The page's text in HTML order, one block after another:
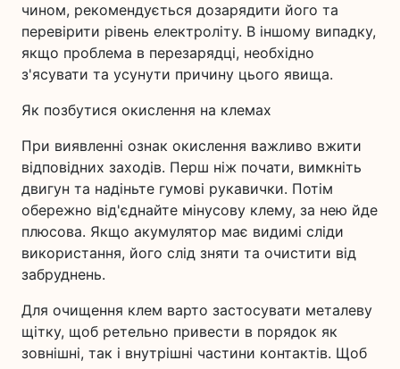
чином, рекомендується дозарядити його та
перевірити рівень електроліту. В іншому випадку,
якщо проблема в перезарядці, необхідно
з'ясувати та усунути причину цього явища.
Як позбутися окислення на клемах
При виявленні ознак окислення важливо вжити
відповідних заходів. Перш ніж почати, вимкніть
двигун та надіньте гумові рукавички. Потім
обережно від'єднайте мінусову клему, за нею йде
плюсова. Якщо акумулятор має видимі сліди
використання, його слід зняти та очистити від
забруднень.
Для очищення клем варто застосувати металеву
щітку, щоб ретельно привести в порядок як
зовнішні, так і внутрішні частини контактів. Щоб